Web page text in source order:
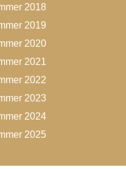
2018
2019
2020
2021
2022
2023
2024
2025